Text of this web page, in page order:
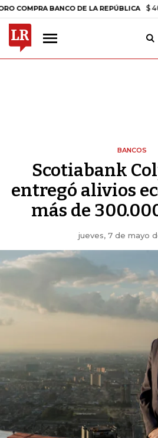
BANCO DE LA REPÚBLICA $
BANCOS
Scotiabank
entregó alivios
más de
jueves, 7 de mayo